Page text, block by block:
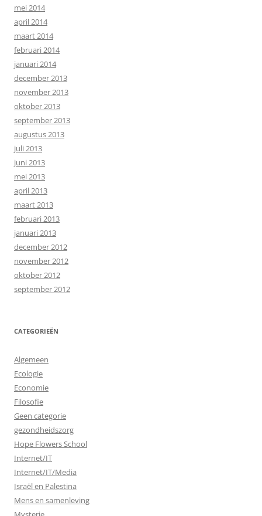
mei 2014
april 2014
maart 2014
februari 2014
januari 2014
december 2013
november 2013
oktober 2013
september 2013
augustus 2013
juli 2013
juni 2013
mei 2013
april 2013
maart 2013
februari 2013
januari 2013
december 2012
november 2012
oktober 2012
september 2012
CATEGORIEËN
Algemeen
Ecologie
Economie
Filosofie
Geen categorie
gezondheidszorg
Hope Flowers School
Internet/IT
Internet/IT/Media
Israël en Palestina
Mens en samenleving